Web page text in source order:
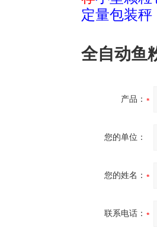
定量包装秤
全自动鱼
产品：
您的单位：
您的姓名：
联系电话：